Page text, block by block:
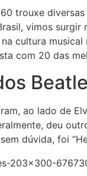
trouxe
vimos
cultura
com 20 das
ao lado de
deu
dúvida, foi